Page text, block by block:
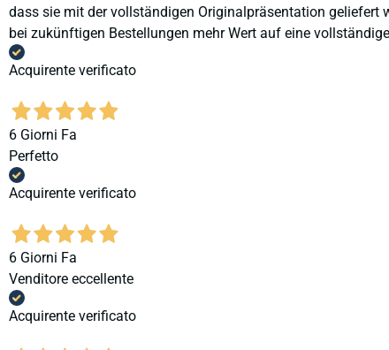
dass sie mit der vollständigen Originalpräsentation geliefert
bei zukünftigen Bestellungen mehr Wert auf eine
Acquirente verificato
6 Giorni Fa
Perfetto
Acquirente verificato
6 Giorni Fa
Venditore eccellente
Acquirente verificato